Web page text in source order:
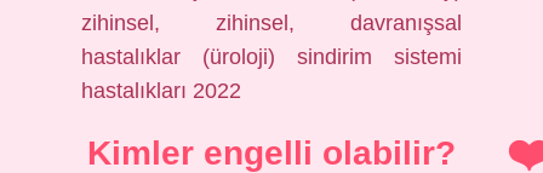
zihinsel, zihinsel, davranışsal
hastalıklar (üroloji) sindirim sistemi
hastalıkları 2022
Kimler engelli olabilir?